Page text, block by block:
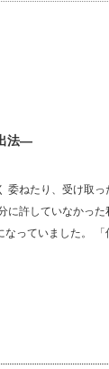
法—
委ねたり、受け取
に許していなかった
っていました。